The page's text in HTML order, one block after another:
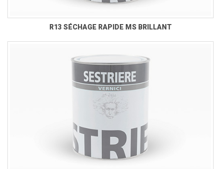
R13 SÉCHAGE RAPIDE MS BRILLANT